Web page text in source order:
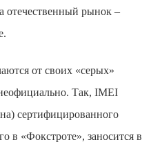
отечественный рынок –
от своих «серых»
Так, IMEI
сертифицированного
в «Фокстроте», заносится в